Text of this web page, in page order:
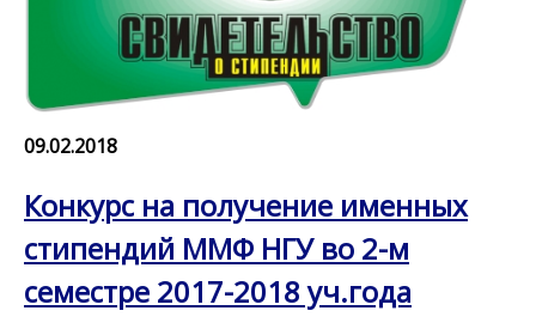
09.02.2018
Конкурс на получение именных
стипендий ММФ НГУ во 2-м
семестре 2017-2018 уч.года